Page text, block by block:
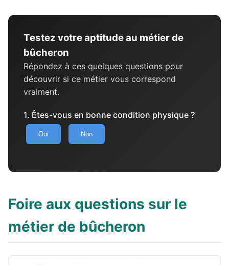
Testez votre aptitude au métier de
bûcheron
Répondez à ces quelques questions pour
découvrir si ce métier vous correspond
vraiment.
1. Êtes-vous en bonne condition physique ?
Oui Non
Foire aux questions sur le
métier de bûcheron